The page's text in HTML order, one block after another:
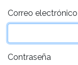
Correo electrónico
Contraseña